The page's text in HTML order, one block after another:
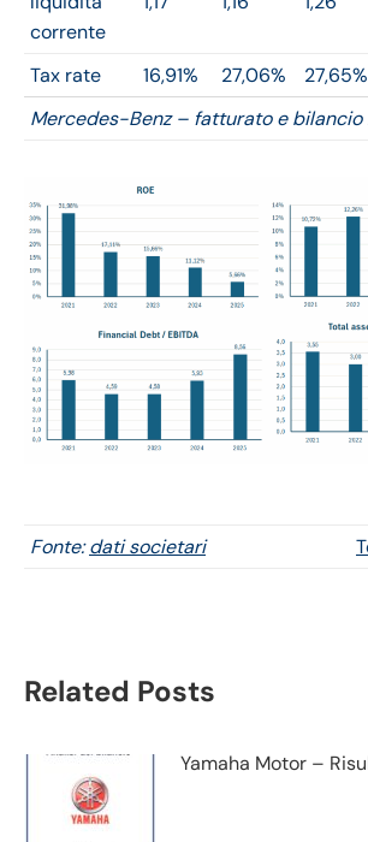
corrente
Tax rate 16,91% 27,06% 27,65%
Mercedes-Benz – fatturato e bilancio
Fonte:dati societari
Related Posts
Yamaha Motor –